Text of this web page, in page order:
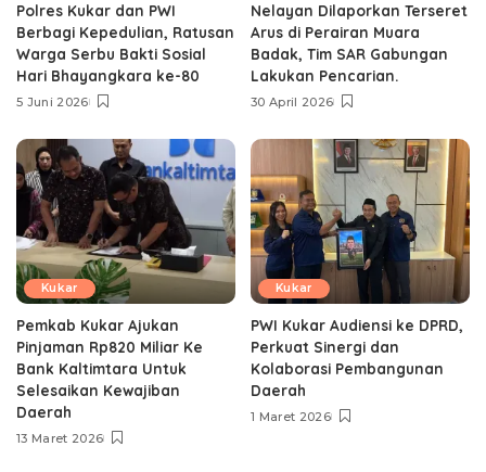
Polres Kukar dan PWI
Berbagi Kepedulian, Ratusan
Warga Serbu Bakti Sosial
Hari Bhayangkara ke-80
5 Juni 2026
Nelayan Dilaporkan Terseret
Arus di Perairan Muara
Badak, Tim SAR Gabungan
Lakukan Pencarian.
30 April 2026
Kukar
Pemkab Kukar Ajukan
Pinjaman Rp820 Miliar Ke
Bank Kaltimtara Untuk
Selesaikan Kewajiban
Daerah
13 Maret 2026
Kukar
PWI Kukar Audiensi ke DPRD,
Perkuat Sinergi dan
Kolaborasi Pembangunan
Daerah
1 Maret 2026